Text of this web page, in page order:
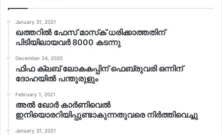
January 31, 2021
ഖത്തറില്‍ ഫേസ് മാസ്‌ക് ധരിക്കാത്തതിന്
പിടിയിലായവര്‍ 8000 കടന്നു
December 24, 2020
ഫിഫ ക്ലബ് ലോകകപ്പിന് ഫെബ്രുവരി ഒന്നിന്
ദോഹയില്‍ പന്തുരുളും
February 1, 2021
അല്‍ ഖോര്‍ കാര്‍ണിവെല്‍
ഇനിയൊരറിയിപ്പുണ്ടാകുന്നതുവരെ നിര്‍ത്തിവെച്ചു
January 31, 2021